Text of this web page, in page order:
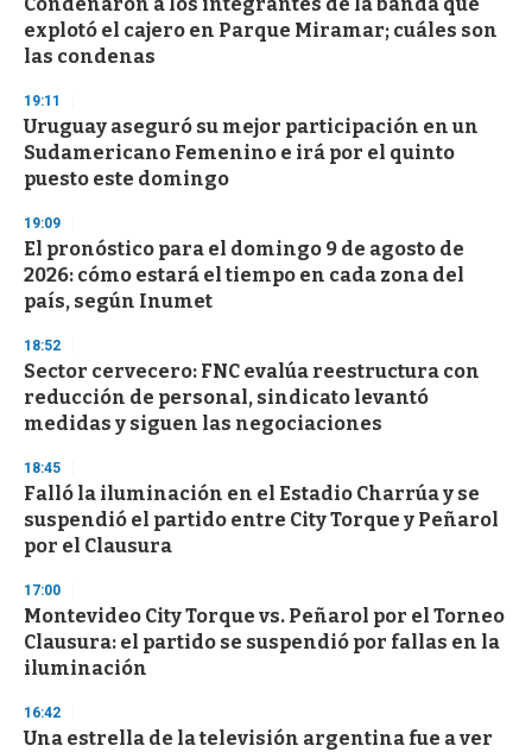
o
f
3
s
e
c
o
n
d
explotó el cajero en Parque Miramar; cuáles son
las condenas
19:11
Uruguay aseguró su mejor participación en un
Sudamericano Femenino e irá por el quinto
puesto este domingo
19:09
El pronóstico para el domingo 9 de agosto de
2026: cómo estará el tiempo en cada zona del
país, según Inumet
18:52
Sector cervecero: FNC evalúa reestructura con
reducción de personal, sindicato levantó
medidas y siguen las negociaciones
18:45
Falló la iluminación en el Estadio Charrúa y se
suspendió el partido entre City Torque y Peñarol
por el Clausura
17:00
Montevideo City Torque vs. Peñarol por el Torneo
Clausura: el partido se suspendió por fallas en la
iluminación
16:42
Una estrella de la televisión argentina fue a ver